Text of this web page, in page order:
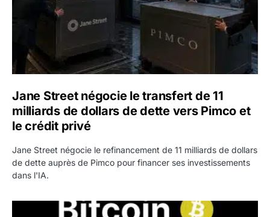
Jane Street négocie le transfert de 11
milliards de dollars de dette vers Pimco et
le crédit privé
Jane Street négocie le refinancement de 11 milliards de dollars
de dette auprès de Pimco pour financer ses investissements
dans l'IA.
Bitcoin stagne à 64 000 dollars pendant que les